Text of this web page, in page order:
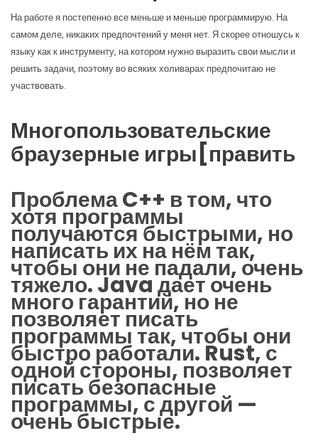
На работе я постепенно все меньше и меньше программирую. На
самом деле, никаких предпочтений у меня нет. Я скорее отношусь к
языку как к инструменту, на котором нужно выразить свои мысли и
решить задачи, поэтому во всяких холиварах предпочитаю не
участвовать.
Многопользовательские
браузерные игры[править
Проблема C++ в том, что
хотя программы
получаются быстрыми, но
написать их на нём так,
чтобы они не падали, очень
тяжело. Java дает очень
много гарантий, но не
позволяет писать
программы так, чтобы они
быстро работали. Rust, с
одной стороны, позволяет
писать безопасные
программы, с другой —
очень быстрые.